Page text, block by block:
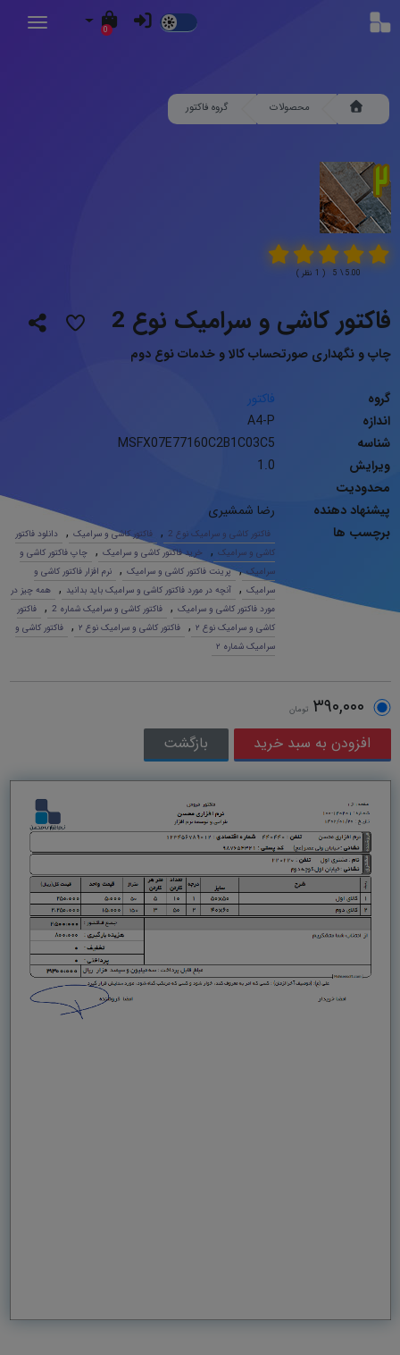
Dark
0
محصولات گروه فاکتور
5.00 \ 5 ( 1 نظر )
فاکتور کاشی و سرامیک نوع 2
چاپ و نگهداری صورتحساب کالا و خدمات نوع دوم
گروه
فاکتور
اندازه
A4-P
شناسه
MSFX07E77160C2B1C03C5
ویرایش
1.0
محدودیت
پیشنهاد دهنده
رضا شمشیری
برچسب ها
فاکتور کاشی و سرامیک نوع 2 , فاکتور کاشی و سرامیک ,
دانلود فاکتور
کاشی و سرامیک , خرید فاکتور کاشی و سرامیک ,
چاپ فاکتور کاشی و
سرامیک , پرینت فاکتور کاشی و سرامیک ,
نرم افزار فاکتور کاشی و
سرامیک , آنچه در مورد فاکتور کاشی و سرامیک باید بدانید ,
همه چیز در
مورد فاکتور کاشی و سرامیک , فاکتور کاشی و سرامیک شماره 2 ,
فاکتور
کاشی و سرامیک نوع ٢
, فاکتور کاشی و سرامیک نوع ٢ ,
فاکتور کاشی و
سرامیک شماره ٢
٣٩٠,٠٠٠ تومان
بازگشت